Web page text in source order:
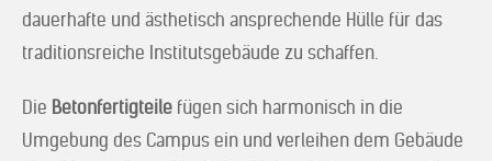
dauerhafte und ästhetisch ansprechende Hülle für das
traditionsreiche Institutsgebäude zu schaffen.
Die Betonfertigteile fügen sich harmonisch in die
Umgebung des Campus ein und verleihen dem Gebäude